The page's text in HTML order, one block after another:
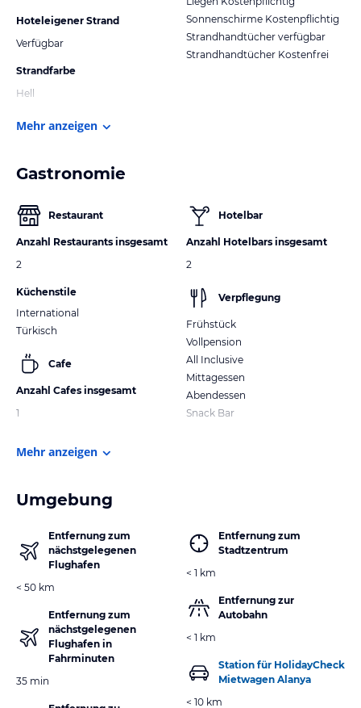
Hoteleigener Strand
Verfügbar
Strandfarbe
Hell
Sonnenschirme Kostenpflichtig
Strandhandtücher verfügbar
Strandhandtücher Kostenfrei
Mehr anzeigen
Gastronomie
Restaurant
Anzahl Restaurants insgesamt
2
Küchenstile
International
Türkisch
Cafe
Anzahl Cafes insgesamt
1
Hotelbar
Anzahl Hotelbars insgesamt
2
Verpflegung
Frühstück
Vollpension
All Inclusive
Mittagessen
Abendessen
Snack Bar
Mehr anzeigen
Umgebung
Entfernung zum
nächstgelegenen
Flughafen
< 50 km
Entfernung zum
nächstgelegenen
Flughafen in
Fahrminuten
35 min
Entfernung zum
Stadtzentrum
< 1 km
Entfernung zur
Autobahn
< 1 km
Station für HolidayCheck
Mietwagen Alanya
< 10 km